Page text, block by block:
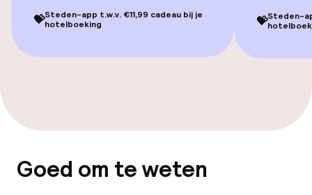
Kamers
geoptimaliseerde kamers beschikbaar
💝Steden-app t.w.v. €11,99 cadeau bij je
hotelboeking
💝Steden-
Goed om te weten